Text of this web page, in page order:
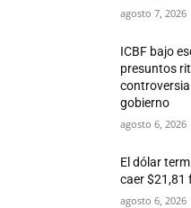
agosto 7, 2026
ICBF bajo
presuntos
gobierno
agosto 6, 2026
El dólar
caer $21,81
agosto 6, 2026